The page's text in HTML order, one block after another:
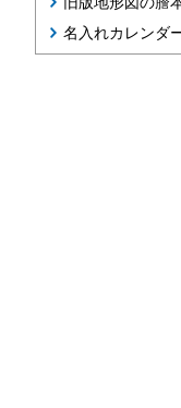
名入れカレンダ